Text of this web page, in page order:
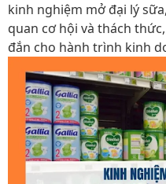
kinh nghiệm mở đại lý
quan cơ hội và thách
đắn cho hành trình kinh